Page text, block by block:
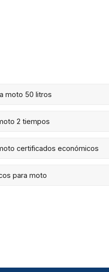
moto 50 litros
2 tiempos
certificados económicos
para moto